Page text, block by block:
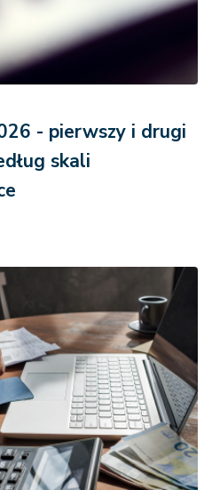
- pierwszy i drugi
skali